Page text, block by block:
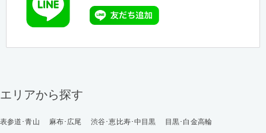
エリアから探す
表参道･青山 麻布･広尾 渋谷･恵比寿･中目黒
目黒･白金高輪